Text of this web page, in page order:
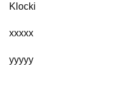
Klocki
xxxxx
yyyyy